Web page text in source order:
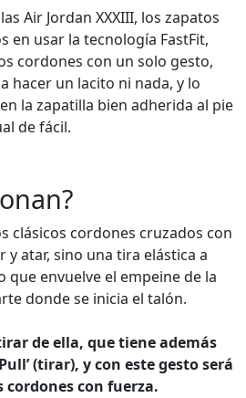
Air Jordan XXXIII, los zapatos
en usar la tecnología FastFit,
cordones con un solo gesto,
hacer un lacito ni nada, y lo
la zapatilla bien adherida al pie
de fácil.
clásicos cordones cruzados con
y atar, sino una tira elástica a
envuelve el empeine de la
donde se inicia el talón.
de ella, que tiene además
(tirar), y con este gesto será
cordones con fuerza.